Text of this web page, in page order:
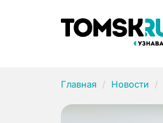
Главная Новости
Рубрики